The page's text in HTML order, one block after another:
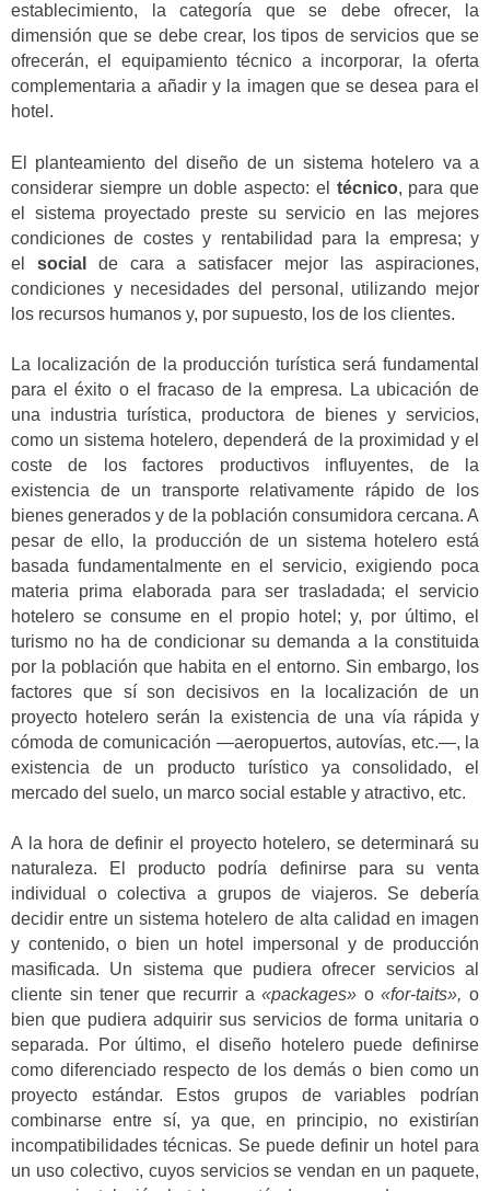
establecimiento, la categoría que se debe ofrecer, la
dimensión que se debe crear, los tipos de servicios que se
ofrecerán, el equipamiento técnico a incorporar, la oferta
complementaria a añadir y la imagen que se desea para el
hotel.
El planteamiento del diseño de un sistema hotelero va a
considerar siempre un doble aspecto: el técnico, para que
el sistema proyectado preste su servicio en las mejores
condiciones de costes y rentabilidad para la empresa; y
el social
de cara a satisfacer mejor las aspiraciones,
condiciones y necesidades del personal, utilizando mejor
los recursos humanos y, por supuesto, los de los clientes.
La localización de la producción turística será fundamental
para el éxito o el fracaso de la empresa. La ubicación de
una industria turística, productora de bienes y servicios,
como un sistema hotelero, dependerá de la proximidad y el
coste de los factores productivos influyentes, de la
existencia de un transporte relativamente rápido de los
bienes generados y de la población consumidora cercana. A
pesar de ello, la producción de un sistema hotelero está
basada fundamentalmente en el servicio, exigiendo poca
materia prima elaborada para ser trasladada; el servicio
hotelero se consume en el propio hotel; y, por último, el
turismo no ha de condicionar su demanda a la constituida
por la población que habita en el entorno. Sin embargo, los
factores que sí son decisivos en la localización de un
proyecto hotelero serán la existencia de una vía rápida y
cómoda de comunicación —aeropuertos, autovías, etc.—, la
existencia de un producto turístico ya consolidado, el
mercado del suelo, un marco social estable y atractivo, etc.
A la hora de definir el proyecto hotelero, se determinará su
naturaleza. El producto podría definirse para su venta
individual o colectiva a grupos de viajeros. Se debería
decidir entre un sistema hotelero de alta calidad en imagen
y contenido, o bien un hotel impersonal y de producción
masificada. Un sistema que pudiera ofrecer servicios al
cliente sin tener que recurrir a«packages» o«for-taits», o
bien que pudiera adquirir sus servicios de forma unitaria o
separada. Por último, el diseño hotelero puede definirse
como diferenciado respecto de los demás o bien como un
proyecto estándar. Estos grupos de variables podrían
combinarse entre sí, ya que, en principio, no existirían
incompatibilidades técnicas. Se puede definir un hotel para
un uso colectivo, cuyos servicios se vendan en un paquete,